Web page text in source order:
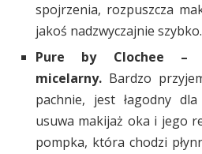
spojrzenia, rozpuszcza
jakoś nadzwyczajnie
Pure by Clochee –
micelarny. Bardzo
pachnie, jest łagodny
usuwa makijaż oka i jego
pompka, która chodzi